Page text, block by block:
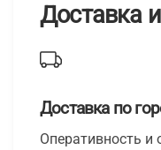
Доставка
Доставка по
Оперативность и